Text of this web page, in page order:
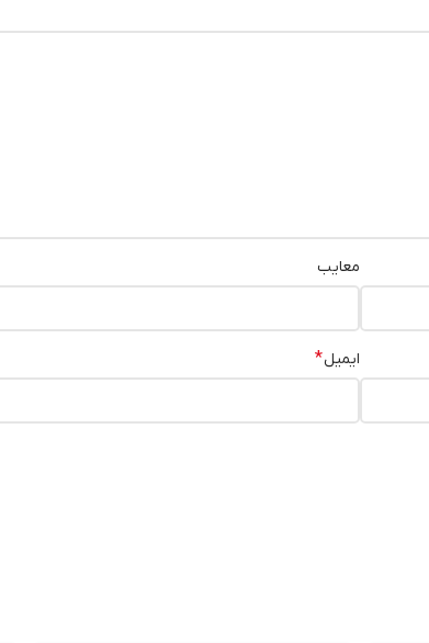
معایب
ایمیل*